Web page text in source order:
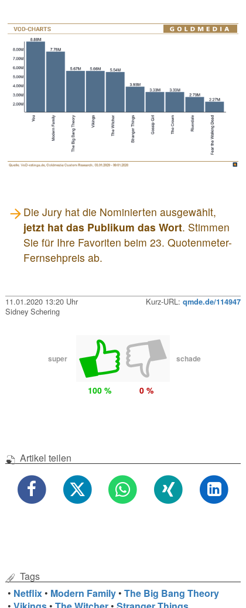
Die Jury hat die Nominierten ausgewählt,
jetzt hat das Publikum das Wort. Stimmen
Sie für Ihre Favoriten beim 23. Quotenmeter-
Fernsehpreis ab.
11.01.2020 13:20 Uhr Kurz-URL: qmde.de/114947
Sidney Schering
super schade
100 % 0 %
Artikel teilen
Tags
• Netflix • Modern Family •The Big Bang Theory